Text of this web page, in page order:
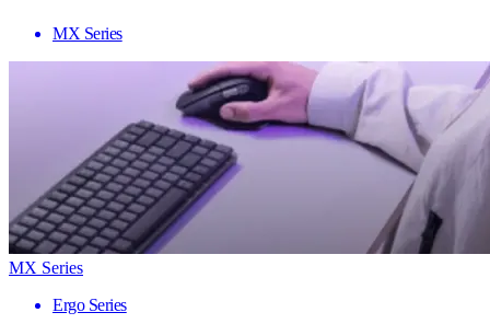
MX Series
MX Series
Ergo Series